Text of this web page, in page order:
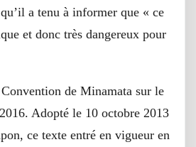
a tenu à informer que « ce
et donc très dangereux pour
de Minamata sur le
Adopté le 10 octobre 2013
ce texte entré en vigueur en